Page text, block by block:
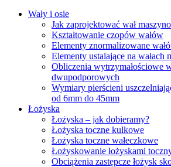
Wały i osie
Jak zaprojektować wał
Kształtowanie czopów wałów
Elementy znormalizowane
Elementy ustalające na wałach
Obliczenia wytrzymałościowe
dwupodporowych
Wymiary pierścieni
od 6mm do 45mm
Łożyska
Łożyska – jak dobieramy?
Łożyska toczne kulkowe
Łożyska toczne wałeczkowe
Łożyskowanie łożyskami
Obciążenia zastępcze łożysk